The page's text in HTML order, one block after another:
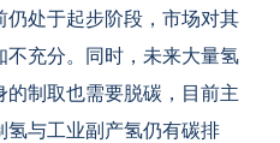
处于起步阶段，市场对其
不充分。同时，未来大量氢
制取也需要脱碳，目前主
氢与工业副产氢仍有碳排